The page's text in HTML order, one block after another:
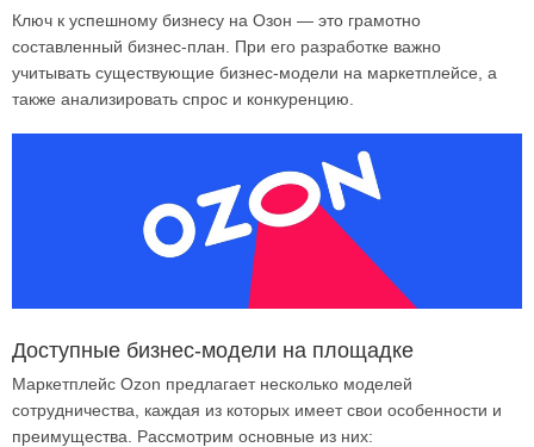
Ключ к успешному бизнесу на Озон — это грамотно
составленный бизнес-план. При его разработке важно
учитывать существующие бизнес-модели на маркетплейсе, а
также анализировать спрос и конкуренцию.
Доступные бизнес-модели на площадке
Маркетплейс Ozon предлагает несколько моделей
сотрудничества, каждая из которых имеет свои особенности и
преимущества. Рассмотрим основные из них: